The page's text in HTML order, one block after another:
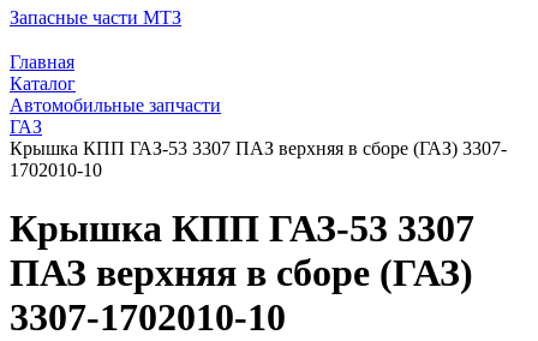
Запасные части МТЗ
Главная
Каталог
Автомобильные запчасти
ГАЗ
Крышка КПП ГАЗ-53 3307 ПАЗ верхняя в сборе (ГАЗ) 3307-
1702010-10
Крышка КПП ГАЗ-53 3307
ПАЗ верхняя в сборе (ГАЗ)
3307-1702010-10